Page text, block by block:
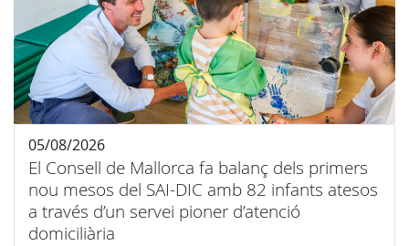
El Consell de Mallorca fa balanç dels primers
nou mesos del SAI-DIC amb 82 infants atesos
a través d’un servei pioner d’atenció
domiciliària
05/08/2026